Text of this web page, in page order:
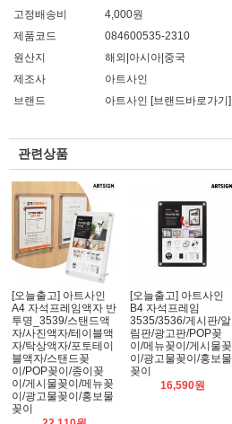
고정배송비
4,000원
제품코드
084600535-2310
원산지
해외|아시아|중국
제조사
아트사인
브랜드
아트사인 [브랜드바로가기]
관련상품
[오늘출고] 아트사인
A4 자석프레임액자 반
투명_3539/스탠드액
자/사진액자/테이블액
자/탁상액자/포토테이
블액자/스탠드꽂
이/POP꽂이/종이꽂
이/게시물꽂이/메뉴꽂
이/광고물꽂이/홍보물
꽂이
[오늘출고] 아트사인
B4 자석프레임
3535/3536/게시판/알
림판/광고판/POP꽂
이/메뉴꽂이/게시물꽂
이/광고물꽂이/홍보물
꽂이
16,590원